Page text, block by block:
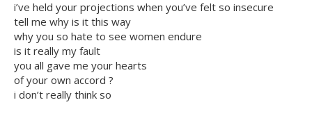
i’ve held your projections when you’ve felt so insecure
tell me why is it this way
why you so hate to see women endure
is it really my fault
you all gave me your hearts
of your own accord ?
i don’t really think so